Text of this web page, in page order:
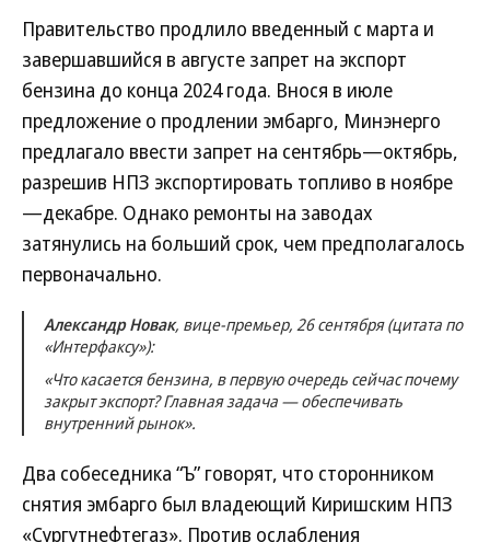
Правительство продлило введенный с марта и
завершавшийся в августе запрет на экспорт
бензина до конца 2024 года. Внося в июле
предложение о продлении эмбарго, Минэнерго
предлагало ввести запрет на сентябрь—октябрь,
разрешив НПЗ экспортировать топливо в ноябре
—декабре. Однако ремонты на заводах
затянулись на больший срок, чем предполагалось
первоначально.
Александр Новак, вице-премьер, 26 сентября (цитата по
«Интерфаксу»):
«Что касается бензина, в первую очередь сейчас почему
закрыт экспорт? Главная задача — обеспечивать
внутренний рынок».
Два собеседника “Ъ” говорят, что сторонником
снятия эмбарго был владеющий Киришским НПЗ
«Сургутнефтегаз». Против ослабления